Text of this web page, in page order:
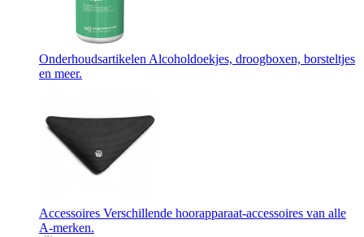
Onderhoudsartikelen Alcoholdoekjes, droogboxen, borsteltjes
en meer.
Accessoires Verschillende hoorapparaat-accessoires van alle
A-merken.